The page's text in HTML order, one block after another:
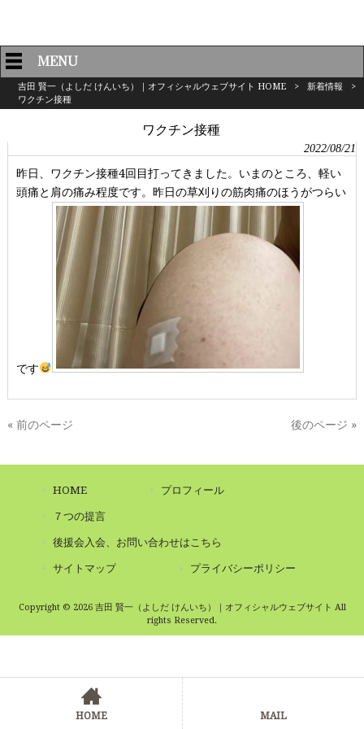
MENU
吉田 賢一（よしだ けんいち）｜オフィシャルウェブサイト HOME > 新着情報
>
ワクチン接種
ワクチン接種
2022/08/21
昨日、ワクチン接種4回目打ってきました。いまのところ、軽い
頭痛と肩の痛み程度です。昨日の草刈りの筋肉痛のほうがつらい
です
« 前のページ 後のページ »
HOME プロフィール
７つの提言
後援会入会、お問い合わせはこちら
サイトマップ プライバシーポリシー
Copyright © 2026 吉田 賢一（よしだ けんいち）｜オフィシャルウェブサイト All
rights Reserved.
HOME MAIL